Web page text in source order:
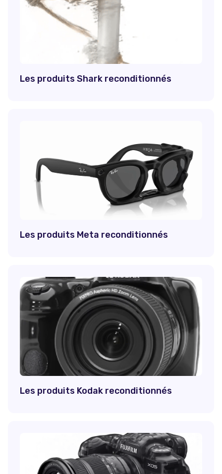
Les produits Shark reconditionnés
Les produits Meta reconditionnés
Les produits Kodak reconditionnés